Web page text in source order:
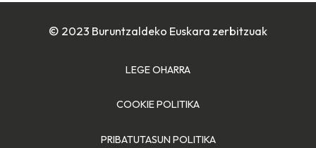
© 2023 Buruntzaldeko Euskara zerbitzuak
LEGE OHARRA
COOKIE POLITIKA
PRIBATUTASUN POLITIKA